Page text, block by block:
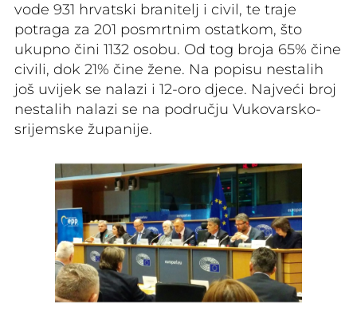
vode 931 hrvatski branitelj i civil, te traje
potraga za 201 posmrtnim ostatkom, što
ukupno čini 1132 osobu. Od tog broja 65% čine
civili, dok 21% čine žene. Na popisu nestalih
još uvijek se nalazi i 12-oro djece. Najveći broj
nestalih nalazi se na području Vukovarsko-
srijemske županije.